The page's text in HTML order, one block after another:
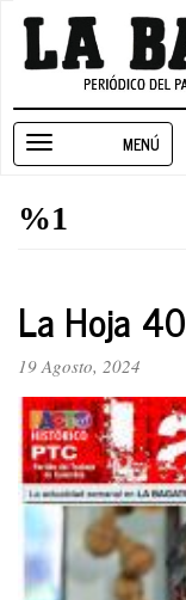
Pasar
contenido
navigation
%1
La Hoja 40
19 Agosto, 2024